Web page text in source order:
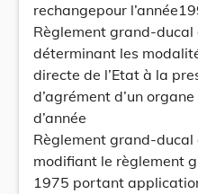
rechangepour
Règlement grand-
déterminant les
directe de l’Etat à la
d’agrément d’un
d’année
Règlement grand-
modifiant le règlement
1975 portant